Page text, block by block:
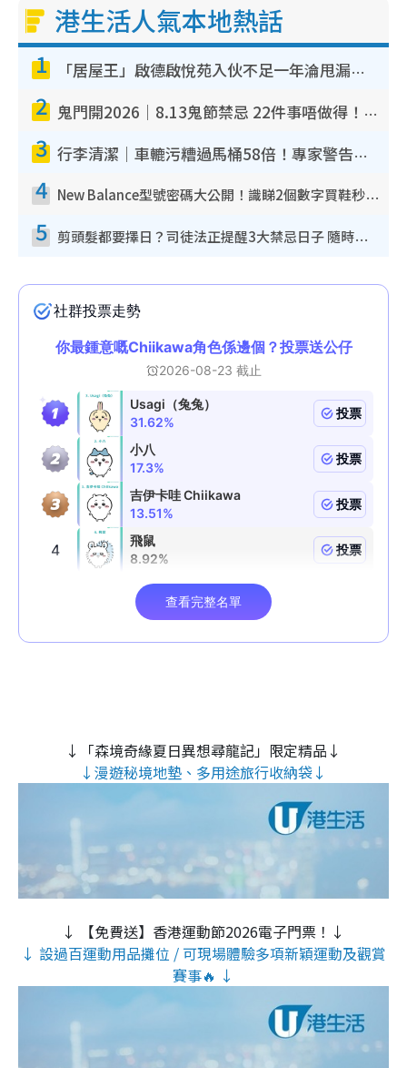
港生活人氣本地熱話
1 「居屋王」啟德啟悅苑入伙不足一年淪甩漏之王！插頭噴火花致大停電 多戶業主全屋家電報銷
2 鬼門開2026｜8.13鬼節禁忌 22件事唔做得！燒肉、刺身要少食？半夜勿吹口哨/打呢個電話
3 行李清潔｜車轆污糟過馬桶58倍！專家警告忌用酒精抹 教1招免污手除菌
4 New Balance型號密碼大公開！識睇2個數字買鞋秒知功能免中伏 附5大熱門鞋款
5 剪頭髮都要擇日？司徒法正提醒3大禁忌日子 隨時剪走財運！呢日剪髮恐「剪壽命」？
↓「森境奇緣夏日異想尋龍記」限定精品↓
↓漫遊秘境地墊、多用途旅行收納袋↓
↓ 【免費送】香港運動節2026電子門票！↓
↓ 設過百運動用品攤位 / 可現場體驗多項新穎運動及觀賞
賽事🔥 ↓